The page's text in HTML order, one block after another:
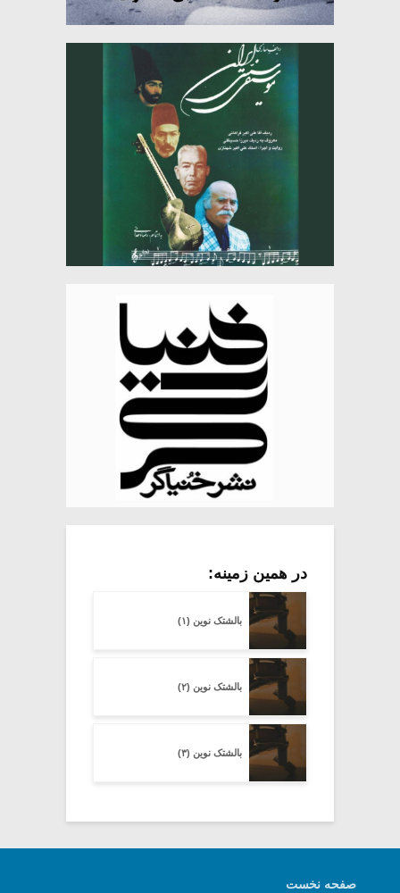
در همین زمینه:
بالشتک نوین (۱)
بالشتک نوین (۲)
بالشتک نوین (۳)
صفحه نخست